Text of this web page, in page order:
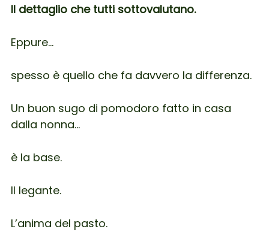
Il dettaglio che tutti sottovalutano.
Eppure…
spesso è quello che fa davvero la differenza.
Un buon sugo di pomodoro fatto in casa
dalla nonna…
è la base.
Il legante.
L’anima del pasto.